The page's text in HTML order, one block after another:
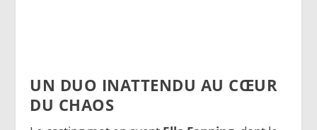
UN DUO INATTENDU AU CŒUR
DU CHAOS